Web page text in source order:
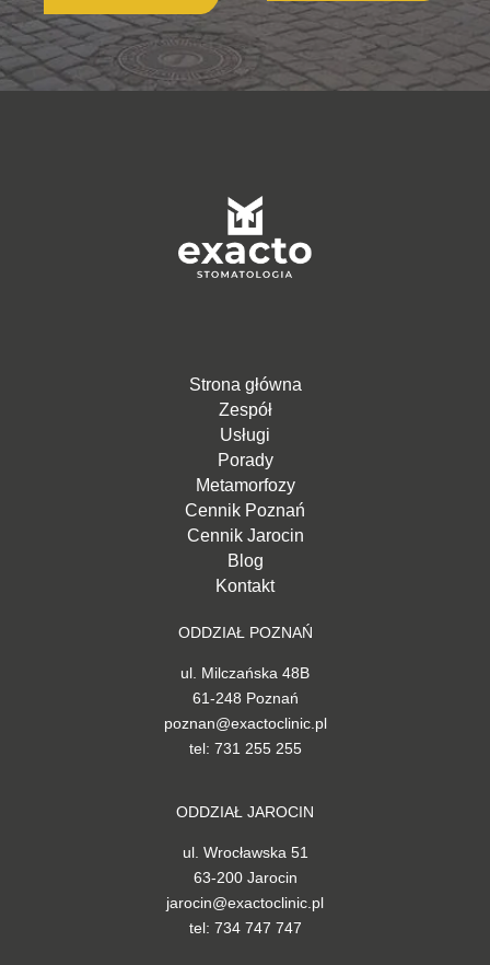
Strona główna
Zespół
Usługi
Porady
Metamorfozy
Cennik Poznań
Cennik Jarocin
Blog
Kontakt
ODDZIAŁ POZNAŃ
ul. Milczańska 48B
61-248 Poznań
poznan@exactoclinic.pl
tel: 731 255 255
ODDZIAŁ JAROCIN
ul. Wrocławska 51
63-200 Jarocin
jarocin@exactoclinic.pl
tel: 734 747 747